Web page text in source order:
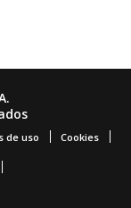
de uso Cookies